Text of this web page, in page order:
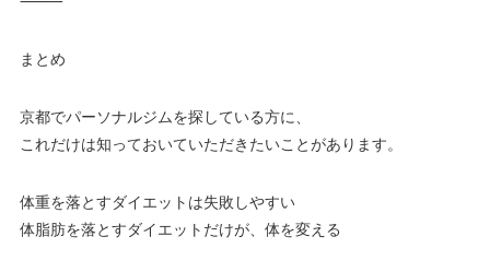
まとめ
京都でパーソナルジムを探している方に、
これだけは知っておいていただきたいことがあります。
体重を落とすダイエットは失敗しやすい
体脂肪を落とすダイエットだけが、体を変える